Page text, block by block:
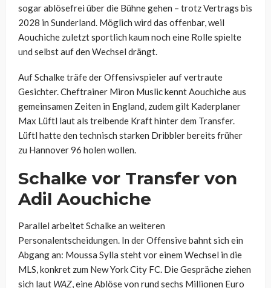
sogar ablösefrei über die Bühne gehen – trotz Vertrags bis
2028 in Sunderland. Möglich wird das offenbar, weil
Aouchiche zuletzt sportlich kaum noch eine Rolle spielte
und selbst auf den Wechsel drängt.
Auf Schalke träfe der Offensivspieler auf vertraute
Gesichter. Cheftrainer Miron Muslic kennt Aouchiche aus
gemeinsamen Zeiten in England, zudem gilt Kaderplaner
Max Lüftl laut als treibende Kraft hinter dem Transfer.
Lüftl hatte den technisch starken Dribbler bereits früher
zu Hannover 96 holen wollen.
Schalke vor Transfer von
Adil Aouchiche
Parallel arbeitet Schalke an weiteren
Personalentscheidungen. In der Offensive bahnt sich ein
Abgang an: Moussa Sylla steht vor einem Wechsel in die
MLS, konkret zum New York City FC. Die Gespräche ziehen
sich laut WAZ, eine Ablöse von rund sechs Millionen Euro